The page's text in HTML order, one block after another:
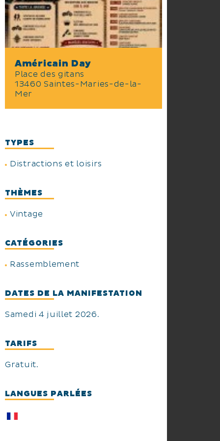
Rust
A 16h30 : Concours des plus
beaux tatouages et remise des
prix
A 17h00 : Remise des prix - Miss
Américain Day 2026
A 17h30 : Concert gratuit -
Daniel Blanc
Américain Day
Place des gitans
13460 Saintes-Maries-de-la-
Mer
TYPES
Distractions et loisirs
THÈMES
Vintage
CATÉGORIES
Rassemblement
DATES DE LA MANIFESTATION
Samedi 4 juillet 2026.
TARIFS
Gratuit.
LANGUES PARLÉES